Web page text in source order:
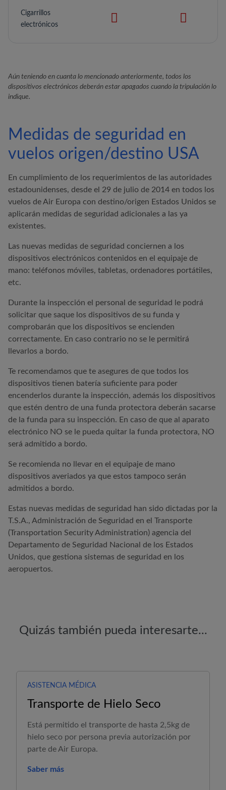
Cigarrillos
electrónicos
Aún teniendo en cuanta lo mencionado anteriormente, todos los
dispositivos electrónicos deberán estar apagados cuando la tripulación lo
indique.
Medidas de seguridad en
vuelos origen/destino USA
En cumplimiento de los requerimientos de las autoridades
estadounidenses, desde el 29 de julio de 2014 en todos los
vuelos deAir Europa con destino/origen Estados Unidos se
aplicarán medidas de seguridad adicionales a las ya
existentes.
Las nuevas medidas de seguridad conciernen a los
dispositivos electrónicos contenidos en el equipaje de
mano: teléfonos móviles, tabletas, ordenadores portátiles,
etc.
Durante la inspección el personal de seguridad le podrá
solicitar que saque los dispositivos de su funda y
comprobarán que los dispositivos se encienden
correctamente. En caso contrario no se le permitirá
llevarlos a bordo.
Te recomendamos que te asegures de que todos los
dispositivos tienen batería suficiente para poder
encenderlos durante la inspección, además los dispositivos
que estén dentro de una funda protectora deberán sacarse
de la funda para su inspección. En caso de que al aparato
electrónico NO se le pueda quitar la funda protectora, NO
será admitido a bordo.
Se recomienda no llevar en el equipaje de mano
dispositivos averiados ya que estos tampoco serán
admitidos a bordo.
Estas nuevas medidas de seguridad han sido dictadas por la
T.S.A., Administración de Seguridad en el Transporte
(Transportation Security Administration) agencia del
Departamento de Seguridad Nacional de los Estados
Unidos, que gestiona sistemas de seguridad en los
aeropuertos.
Quizás también pueda interesarte...
ASISTENCIA MÉDICA
Transporte de Hielo Seco
Está permitido el transporte de hasta 2,5kg de
hielo seco por persona previa autorización por
parte deAir Europa.
Saber más